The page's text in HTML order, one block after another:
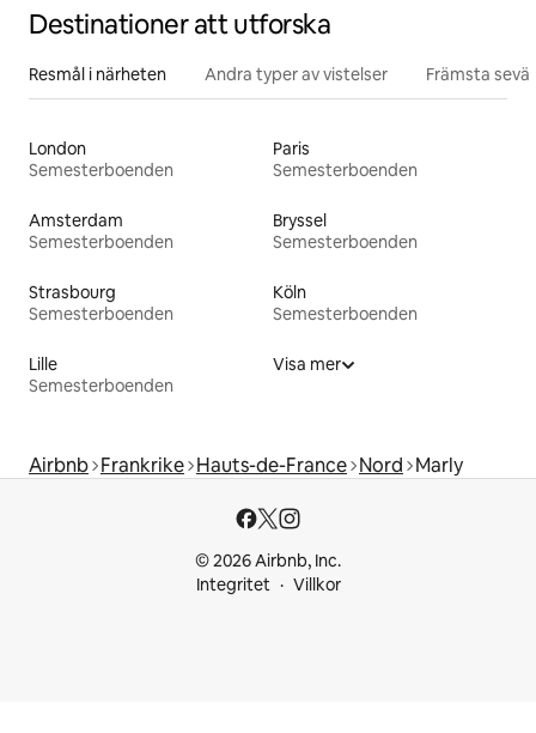
Destinationer att utforska
Resmål i närheten Andra typer av vistelser Främsta
London
Semesterboenden
Paris
Semesterboenden
Amsterdam
Semesterboenden
Bryssel
Semesterboenden
Strasbourg
Semesterboenden
Köln
Semesterboenden
Lille
Semesterboenden
Visa mer
Airbnb Frankrike Hauts-de-France Nord Marly
© 2026 Airbnb, Inc.
Integritet
Villkor